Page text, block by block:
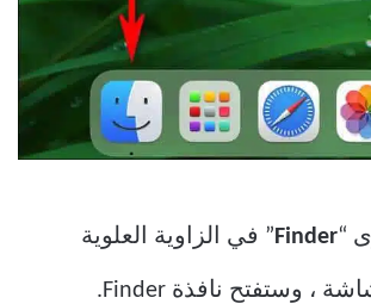
“
Finder ” في الزاوية العلوية
اليسرى من الشاشة ، وستفتح نافذة Finder.